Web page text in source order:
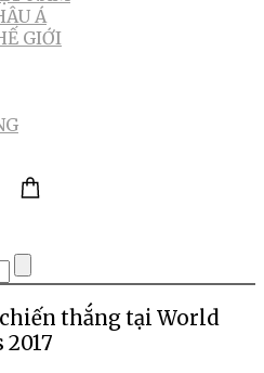
Á
GIỚI
thắng tại World